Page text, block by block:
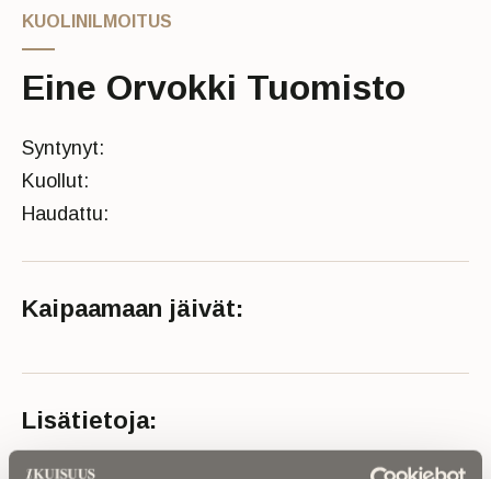
KUOLINILMOITUS
Eine Orvokki Tuomisto
Syntynyt:
Kuollut:
Haudattu:
Kaipaamaan jäivät:
Lisätietoja:
Ikä: 91 vuotta